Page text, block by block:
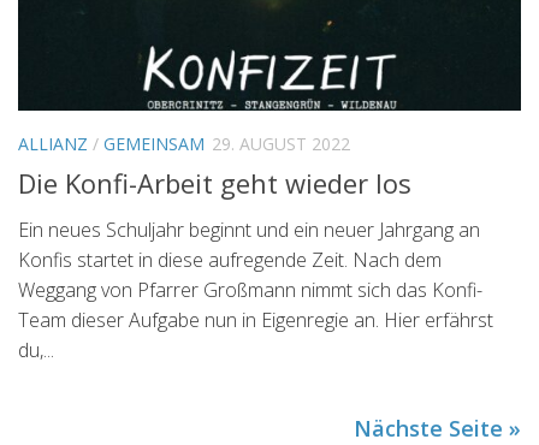
ALLIANZ / GEMEINSAM 29. AUGUST 2022
Die Konfi-Arbeit geht wieder los
Ein neues Schuljahr beginnt und ein neuer Jahrgang an
Konfis startet in diese aufregende Zeit. Nach dem
Weggang von Pfarrer Großmann nimmt sich das Konfi-
Team dieser Aufgabe nun in Eigenregie an. Hier erfährst
du,...
Nächste Seite »